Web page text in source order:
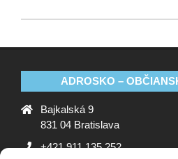
ADROSKO –
Bajkalská 9
831 04 Bratislava
+421 911 135 252